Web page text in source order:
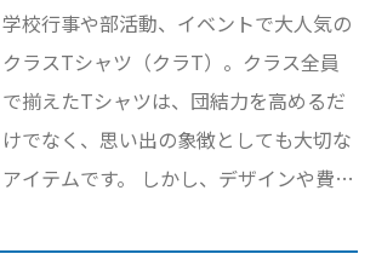
ツや予算内で抑える方法、さらにおすす
めの業者を詳しく解説します。体育祭や
文化祭で注目を浴びること間違いなしの
デザイン例もご紹介しますので、ぜひ参
考にしてください！
学校行事や部活動、イベントで大人気の
クラスTシャツ（クラT）。クラス全員
で揃えたTシャツは、団結力を高めるだ
けでなく、思い出の象徴としても大切な
アイテムです。 しかし、デザインや費
のが現実です。 そこで本記事では、おし